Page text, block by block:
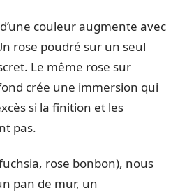
couleur augmente avec
rose poudré sur un seul
Le même rose sur
crée une immersion qui
si la finition et les
pas.
rose bonbon), nous
pan de mur, un